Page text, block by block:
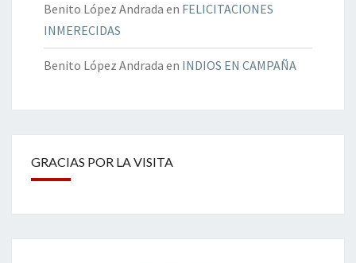
Benito López Andrada en FELICITACIONES
INMERECIDAS
Benito López Andrada en INDIOS EN CAMPAÑA
GRACIAS POR LA VISITA